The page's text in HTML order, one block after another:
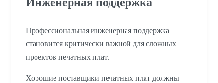
Профессиональная инженерная поддержка
становится критически важной для сложных
проектов печатных плат.
Хорошие поставщики печатных плат должны